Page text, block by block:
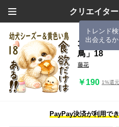
クリエイタ
トレンド
出会えるか
3Dシーズ
鳥」18
藤花
￥190 1%還元
PayPay決済が利用で